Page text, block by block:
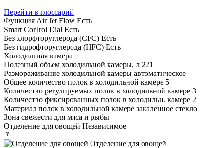
Перейти в глоссарий
Функция Air Jet Flow Есть
Smart Conlrol Dial Есть
Без хлорфторуглерода (CFC) Есть
Без гидрофторуглерода (HFC) Есть
Холодильная камера
Полезный объем холодильной камеры, л 221
Размораживание холодильной камеры автоматическое
Общее количество полок в холодильной камере 5
Количество регулируемых полок в холодильной камере 3
Количество фиксированных полок в холодильн. камере 2
Материал полок в холодильной камере закаленное стекло
Зона свежести для мяса и рыбы
Отделение для овощей Независимое
Отделение для овощей